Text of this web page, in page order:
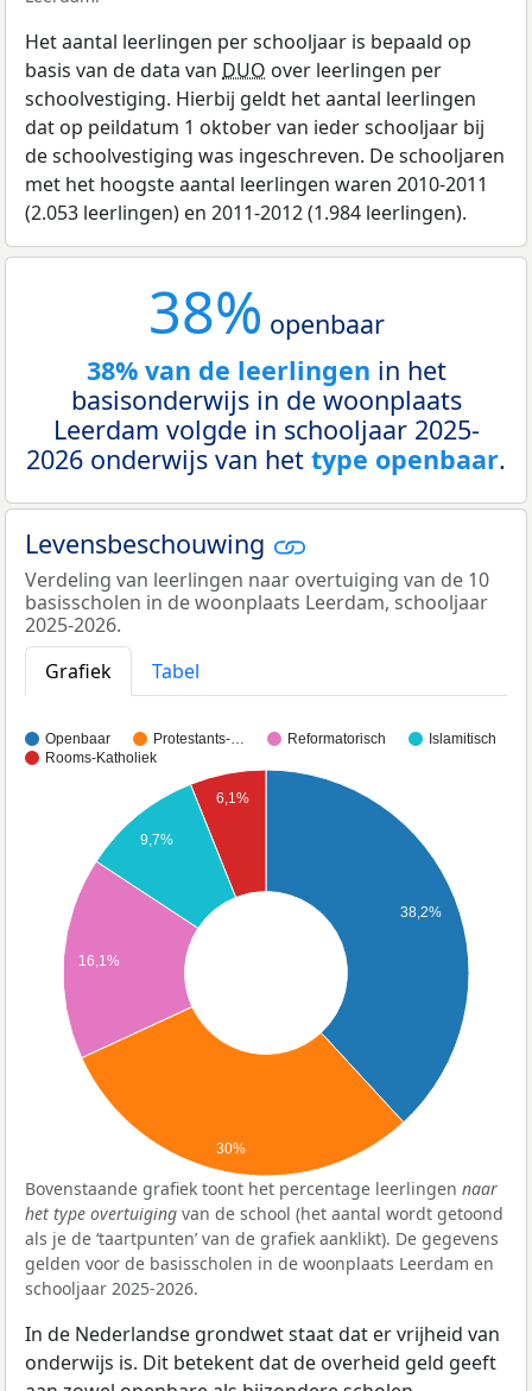
Het aantal leerlingen per schooljaar is bepaald op
basis van de data van DUO over leerlingen per
schoolvestiging. Hierbij geldt het aantal leerlingen
dat op peildatum 1 oktober van ieder schooljaar bij
de schoolvestiging was ingeschreven. De schooljaren
met het hoogste aantal leerlingen waren 2010-2011
(2.053 leerlingen) en 2011-2012 (1.984 leerlingen).
38% openbaar
38% van de leerlingen in het
basisonderwijs in de woonplaats
Leerdam volgde in schooljaar 2025-
2026 onderwijs van het type openbaar.
Levensbeschouwing
Verdeling van leerlingen naar overtuiging van de 10
basisscholen in de woonplaats Leerdam, schooljaar
2025-2026.
Grafiek
Tabel
Openbaar Protestants-… Reformatorisch
Islamitisch
Rooms-Katholiek
38,2%
6,1%
9,7%
16,1%
30%
Bovenstaande grafiek toont het percentage leerlingen naar
het type overtuiging van de school (het aantal wordt getoond
als je de ‘taartpunten’ van de grafiek aanklikt). De gegevens
gelden voor de basisscholen in de woonplaats Leerdam en
schooljaar 2025-2026.
In de Nederlandse grondwet staat dat er vrijheid van
onderwijs is. Dit betekent dat de overheid geld geeft